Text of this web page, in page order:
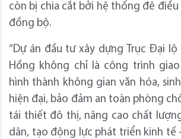
còn bị chia cắt bởi hệ thống đê
đồng bộ.
“Dự án đầu tư xây dựng Trục Đại lộ
Hồng không chỉ là công trình
hình thành không gian văn hóa,
hiện đại, bảo đảm an toàn phòng
tái thiết đô thị, nâng cao chất
dân, tạo động lực phát triển kinh tế